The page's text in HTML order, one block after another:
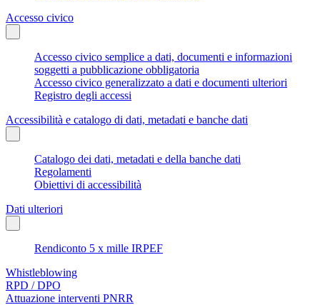
Accesso civico
Accesso civico semplice a dati, documenti e informazioni
soggetti a pubblicazione obbligatoria
Accesso civico generalizzato a dati e documenti ulteriori
Registro degli accessi
Accessibilità e catalogo di dati, metadati e banche dati
Catalogo dei dati, metadati e della banche dati
Regolamenti
Obiettivi di accessibilità
Dati ulteriori
Rendiconto 5 x mille IRPEF
Whistleblowing
RPD / DPO
Attuazione interventi PNRR